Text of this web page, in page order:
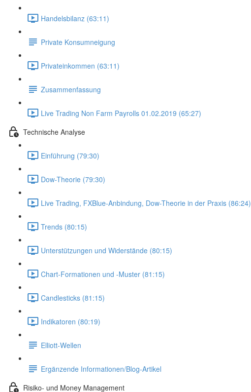
Handelsbilanz (63:11)
Private Konsumneigung
Privateinkommen (63:11)
Zusammenfassung
Live Trading Non Farm Payrolls 01.02.2019 (65:27)
Technische Analyse
Einführung (79:30)
Dow-Theorie (79:30)
Live Trading, FXBlue-Anbindung, Dow-Theorie in der Praxis (86:24)
Trends (80:15)
Unterstützungen und Widerstände (80:15)
Chart-Formationen und -Muster (81:15)
Candlesticks (81:15)
Indikatoren (80:19)
Elliott-Wellen
Ergänzende Informationen/Blog-Artikel
Risiko- und Money Management